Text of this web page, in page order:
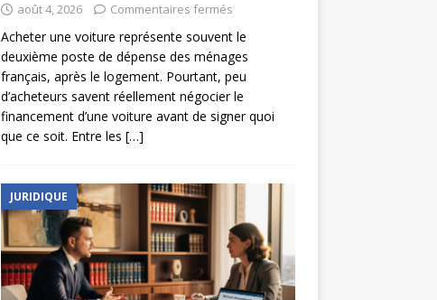
août 4, 2026 Commentaires fermés
Acheter une voiture représente souvent le
deuxième poste de dépense des ménages
français, après le logement. Pourtant, peu
d’acheteurs savent réellement négocier le
financement d’une voiture avant de signer quoi
que ce soit. Entre les […]
JURIDIQUE